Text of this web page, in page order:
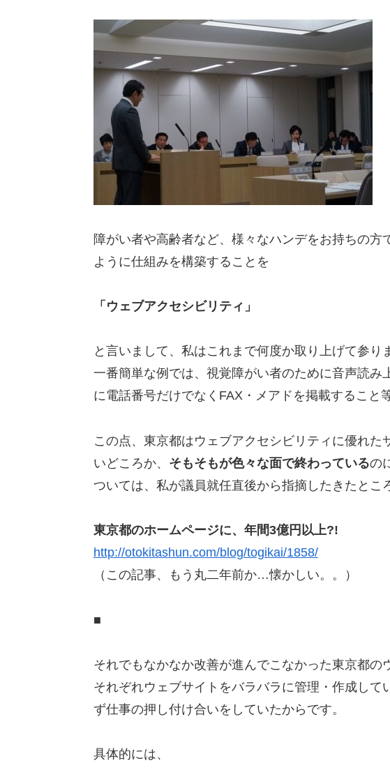
障がい者や高齢者など、様々なハンデをお持ちの方
ように仕組みを構築することを
「ウェブアクセシビリティ」
と言いまして、私はこれまで何度か取り上げて参り
一番簡単な例では、視覚障がい者のために音声読み
に電話番号だけでなくFAX・メアドを掲載すること
この点、東京都はウェブアクセシビリティに優れ
いどころか、 そもそもが色々な面で終わっているの
ついては、私が議員就任直後から指摘したきたとこ
東京都のホームページに、年間3億円以上?!
http://otokitashun.com/blog/togikai/1858/
（この記事、もう丸二年前か…懐かしい。。）
■
それでもなかなか改善が進んでこなかった東京都
それぞれウェブサイトをバラバラに管理・作成して
ず仕事の押し付け合いをしていたからです。
具体的には、